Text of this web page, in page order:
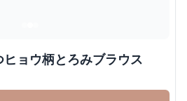
ョウ柄とろみブラウス